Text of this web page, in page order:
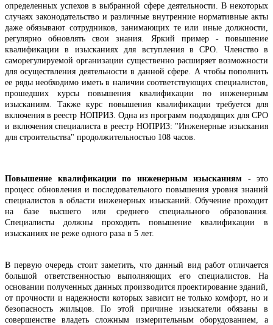
определенных успехов в выбранной сфере деятельности. В некоторых
случаях законодательство и различные внутренние нормативные акты
даже обязывают сотрудников, занимающих те или иные должности,
регулярно обновлять свои знания. Яркий пример - повышение
квалификации в изысканиях для вступления в СРО. Членство в
саморегулируемой организации существенно расширяет возможности
для осуществления деятельности в данной сфере. А чтобы пополнить
ее ряды необходимо иметь в наличии соответствующих специалистов,
прошедших курсы повышения квалификации по инженерным
изысканиям. Также курс повышения квалификации требуется для
включения в реестр НОПРИЗ. Одна из программ подходящих для СРО
и включения специалиста в реестр НОПРИЗ: "Инженерные изыскания
для строительства" продолжительностью 108 часов.
Повышение квалификации по инженерным изысканиям - это
процесс обновления и последовательного повышения уровня знаний
специалистов в области инженерных изысканий. Обучение проходит
на базе высшего или среднего специального образования.
Специалисты должны проходить повышение квалификации в
изысканиях не реже одного раза в 5 лет.
В первую очередь стоит заметить, что данный вид работ отличается
большой ответственностью выполняющих его специалистов. На
основании полученных данных производится проектирование зданий,
от прочности и надежности которых зависит не только комфорт, но и
безопасность жильцов. По этой причине изыскатели обязаны в
совершенстве владеть сложным измерительным оборудованием, а